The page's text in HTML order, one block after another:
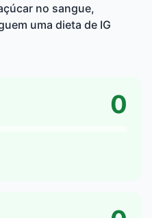
no sangue,
uma dieta de IG
0